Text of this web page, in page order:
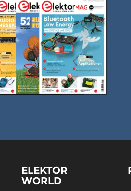
ELEKTOR
WORLD